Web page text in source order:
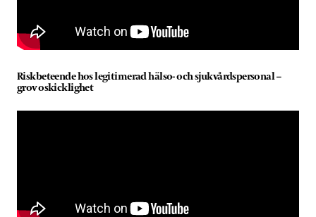
Riskbeteende hos legitimerad hälso- och sjukvårdspersonal –
grov oskicklighet